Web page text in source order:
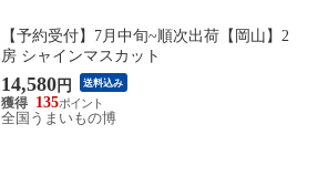
【予約受付】7月中旬~順次出荷【岡山】2
房 シャインマスカット
14,580円 送料込み
135
全国うまいもの博